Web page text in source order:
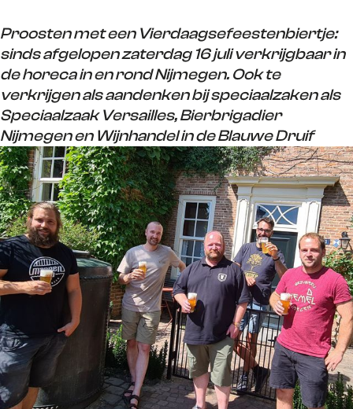
Proosten met een Vierdaagsefeestenbiertje:
sinds afgelopen zaterdag 16 juli verkrijgbaar in
de horeca in en rond Nijmegen. Ook te
verkrijgen als aandenken bij speciaalzaken als
Speciaalzaak Versailles, Bierbrigadier
Nijmegen en Wijnhandel in de Blauwe Druif